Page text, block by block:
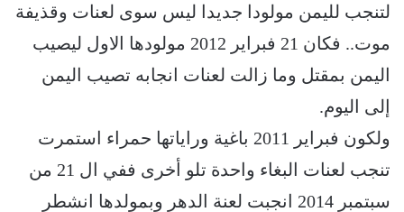
لتنجب لليمن مولودا جديدا ليس سوى لعنات وقذيفة
موت.. فكان 21 فبراير 2012 مولودها الاول ليصيب
اليمن بمقتل وما زالت لعنات انجابه تصيب اليمن
إلى اليوم.
ولكون فبراير 2011 باغية وراياتها حمراء استمرت
تنجب لعنات البغاء واحدة تلو أخرى ففي ال 21 من
سبتمبر 2014 انجبت لعنة الدهر وبمولدها انشطر